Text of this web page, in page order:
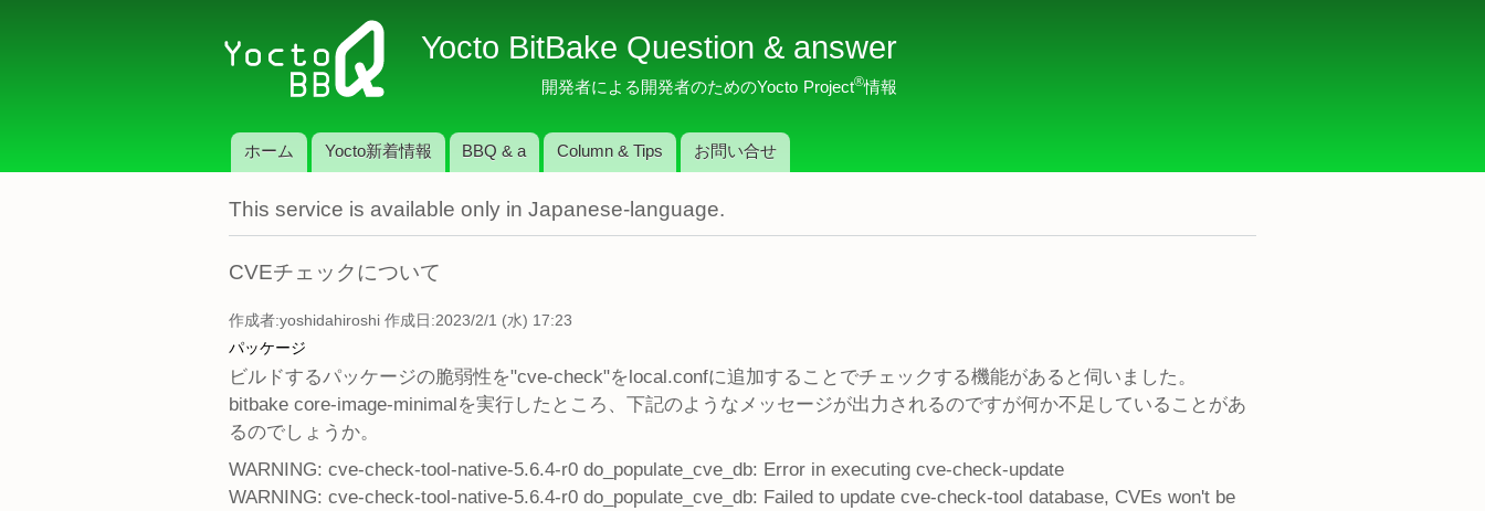
イ
コ
テ
ツ
に
Yocto BitBake Question & answer
開発者による開発者のためのYocto Project®情報
メインメニュー
ホーム Yocto新着情報 BBQ & a Column & Tips お問い合せ
This service is available only in Japanese-language.
CVEチェックについて
作成者:yoshidahiroshi 作成日:2023/2/1 (水) 17:23
パッケージ
ビルドするパッケージの脆弱性を"cve-check"をlocal.confに追加することでチェックする機能があると伺いました。
bitbake core-image-minimalを実行したところ、下記のようなメッセージが出力されるのですが何か不足していることがあ
るのでしょうか。
WARNING: cve-check-tool-native-5.6.4-r0 do_populate_cve_db: Error in executing cve-check-update
WARNING: cve-check-tool-native-5.6.4-r0 do_populate_cve_db: Failed to update cve-check-tool database, CVEs won't be